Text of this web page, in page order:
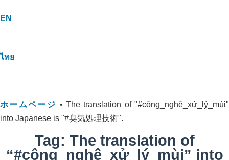
EN
ไทย
ホームページ • The translation of "#công_nghệ_xử_lý_mùi"
into Japanese is "#臭気処理技術".
Tag: The translation of
“#công_nghệ_xử_lý_mùi” into